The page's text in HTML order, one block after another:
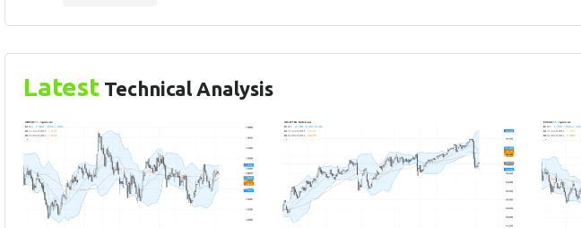
Latest Technical Analysis